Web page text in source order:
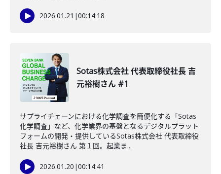
2026.01.21 |00:14:18
Sotas株式会社 代表取締役社長 吉
元裕樹さん #1
サプライチェーンにおける化学調査を簡便化する「Sotas
化学調査」など、化学業界の基盤となるデジタルプラット
フォームの開発・提供しているSotas株式会社 代表取締役
社長 吉元裕樹さん 第１回。起業ま...
2026.01.20 |00:14:41